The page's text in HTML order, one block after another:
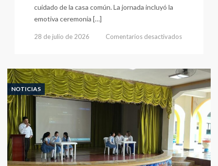
cuidado de la casa común. La jornada incluyó la
emotiva ceremonia […]
28 de julio de 2026 Comentarios desactivados
Grado
7
Vivamos
Medio
Ambiente
Con
NOTICIAS